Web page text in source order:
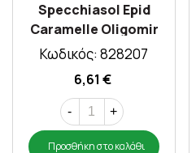
Specchiasol Epid
Caramelle Oligomir
67.2gr
Κωδικός: 828207
6,61 €
- +
Προσθήκη στο καλάθι